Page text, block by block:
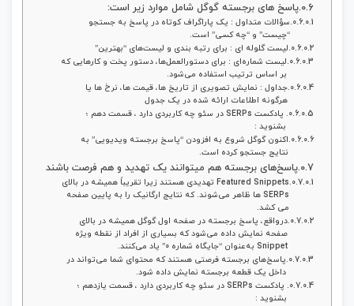
پاسخ های برجسته گوگل شامل موارد زیر است:
سؤالات متداول : یک پاراگراف کوتاه در پاسخ به جستجو
“چیست” و “چه کسی” است.
لیست گلوله‌ ای : برای رتبه‌ بندی و لیست‌های “بهترین”
لیست شماره‌ای : برای دستورالعمل‌ها، دستور پخت و کارهایی که
بر اساس ترتیب استفاده می‌شود.
جداول : نمایش تصویری از تاریخ‌ ها، قیمت‌ ها، نرخ‌ ها یا
هرگونه اطلاعات ارائه‌ شده در یک جدول
پادکست SERPs در سئو چه کاربردی دارد ، قسمت دهم ؛
بشنوید :
اکنون گوگل شروع به افزودن “پاسخ برجسته ویدیویی” به
نتایج جستجو کرده است.
پاسخ‌های برجسته هم میتوانند یک تهدید و هم فرصت باشند
Featured Snippets تهدیدی هستند زیرا تقریباً همیشه در بالای
SERPs ها ظاهر می‌شوند. که نتایج ارگانیک را به پایین صفحه
می کشد.
درواقع، پاسخ برجسته در صفحه اول گوگل همیشه در بالای
صفحه‌ نمایش داده می‌شود که بسیاری از افراد از نقطه ویژه
Snippet به‌عنوان “جایگاه شماره 0” یاد می‌کنند.
پاسخ‌های برجسته فرصتی هستند که محتوای شما می‌تواند در
داخل یک قطعه برجسته نمایش داده شود.
پادکست SERPs در سئو چه کاربردی دارد ، قسمت یازدهم ؛
بشنوید :